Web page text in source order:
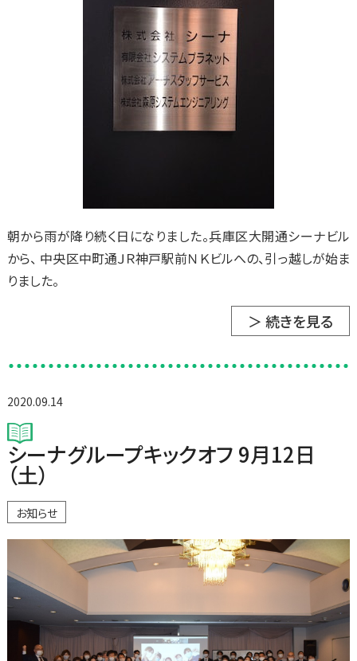
朝から雨が降り続く日になりました。兵庫区大開通シーナビル
から、 中央区中町通ＪＲ神戸駅前ＮＫビルへの、引っ越しが始ま
りました。
＞ 続きを見る
2020.09.14
シーナグループキックオフ 9月12日
（土）
お知らせ